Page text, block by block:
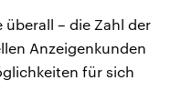
– die Zahl der
Anzeigenkunden
für sich